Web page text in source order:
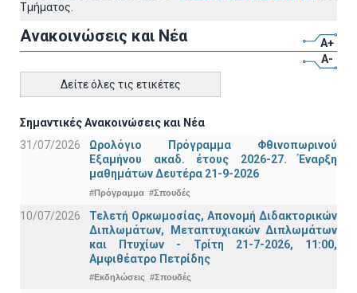
Τμήματος.
Ανακοινώσεις και Νέα
A+
A-
Δείτε όλες τις ετικέτες
Σημαντικές Ανακοινώσεις και Νέα
31/07/2026
Ωρολόγιο Πρόγραμμα Φθινοπωρινού
Εξαμήνου ακαδ. έτους 2026-27. Έναρξη
μαθημάτων Δευτέρα 21-9-2026
#Πρόγραμμα #Σπουδές
10/07/2026
Τελετή Ορκωμοσίας, Απονομή Διδακτορικών
Διπλωμάτων, Μεταπτυχιακών Διπλωμάτων
και Πτυχίων - Τρίτη 21-7-2026, 11:00,
Αμφιθέατρο Πετρίδης
#Εκδηλώσεις #Σπουδές